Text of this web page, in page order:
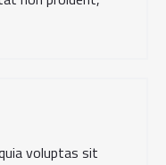
voluptas sit